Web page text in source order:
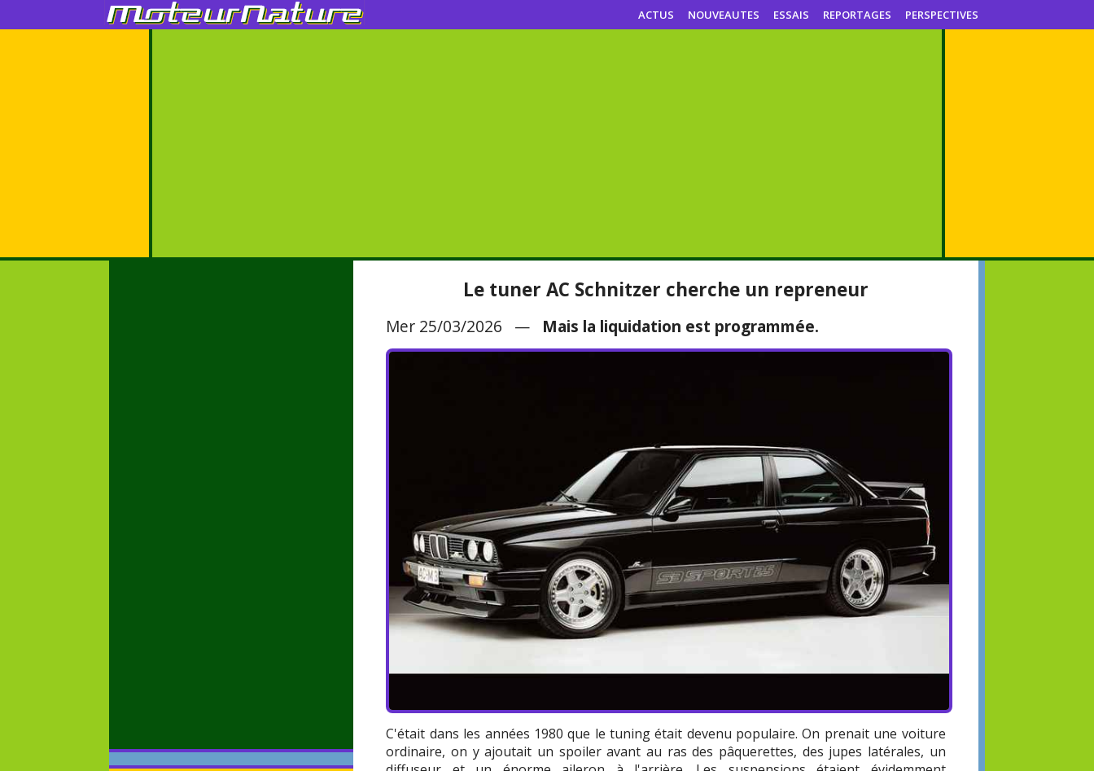
ACTUS NOUVEAUTES ESSAIS REPORTAGES PERSPECTIVES
Le tuner AC Schnitzer cherche un repreneur
Mer 25/03/2026 — Mais la liquidation est programmée.
C'était dans les années 1980 que le tuning était devenu populaire. On prenait une voiture
ordinaire, on y ajoutait un spoiler avant au ras des pâquerettes, des jupes latérales, un